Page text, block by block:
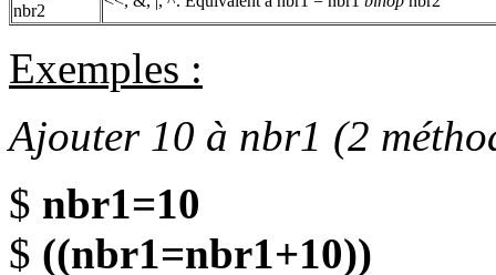
nbr2
Exemples :
Ajouter 10 à nbr1 (2
$ nbr1=10
$ ((nbr1=nbr1+10))